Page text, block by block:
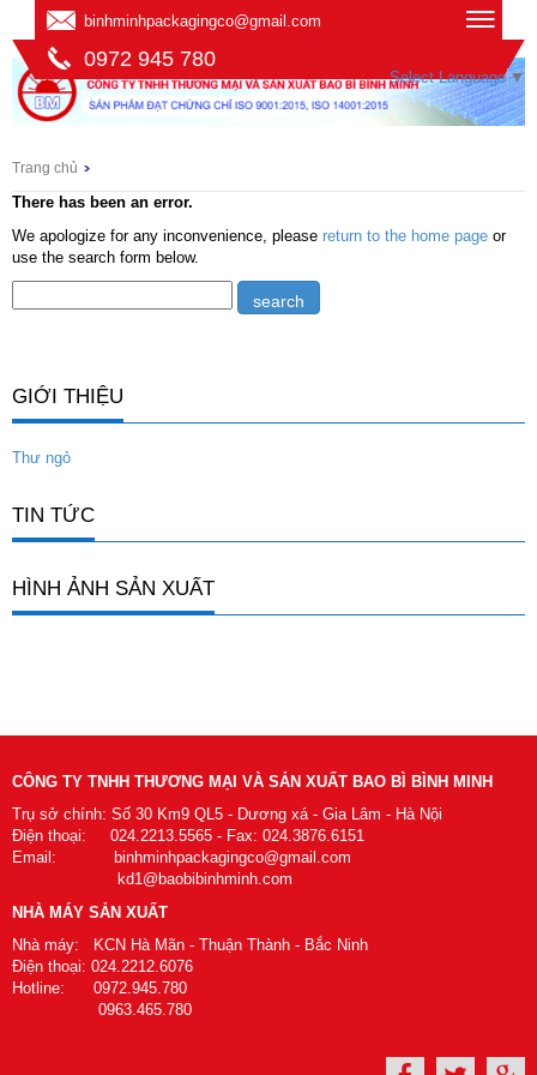
binhminhpackagingco@gmail.com
0972 945 780
Select Language ▼
Trang chủ
There has been an error.
We apologize for any inconvenience, please return to the home page or
use the search form below.
GIỚI THIỆU
Thư ngỏ
TIN TỨC
HÌNH ẢNH SẢN XUẤT
CÔNG TY TNHH THƯƠNG MẠI VÀ SẢN XUẤT BAO BÌ BÌNH MINH
Trụ sở chính: Số 30 Km9 QL5 - Dương xá - Gia Lâm - Hà Nội
Điện thoại: 024.2213.5565 - Fax: 024.3876.6151
Email: binhminhpackagingco@gmail.com
kd1@baobibinhminh.com
NHÀ MÁY SẢN XUẤT
Nhà máy: KCN Hà Mãn - Thuận Thành - Bắc Ninh
Điện thoại: 024.2212.6076
Hotline: 0972.945.780
0963.465.780